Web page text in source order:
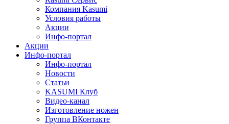
Компания Kasumi
Условия работы
Акции
Инфо-портал
Акции
Инфо-портал
Инфо-портал
Новости
Статьи
KASUMI Клуб
Видео-канал
Изготовление ножен
Группа ВКонтакте